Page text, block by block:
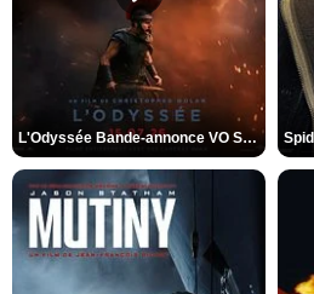
L'Odyssée Bande-annonce VO STFR